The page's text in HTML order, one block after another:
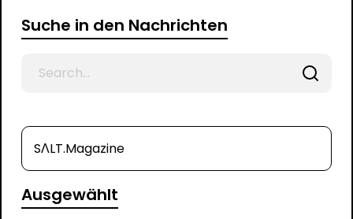
Suche in den Nachrichten
SΛLT.Magazine
Ausgewählt